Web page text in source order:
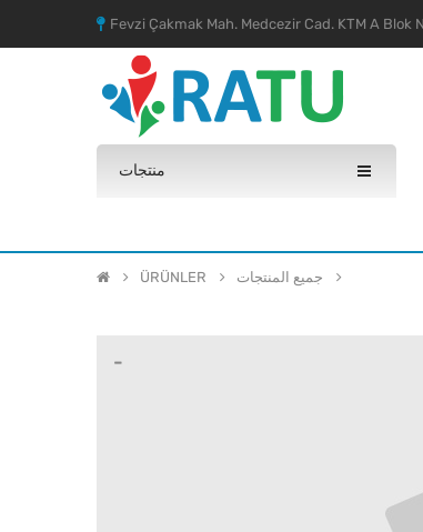
Fevzi Çakmak Mah. Medcezir Cad. KTM A
منتجات
ÜRÜNLER جميع المنتجات
-